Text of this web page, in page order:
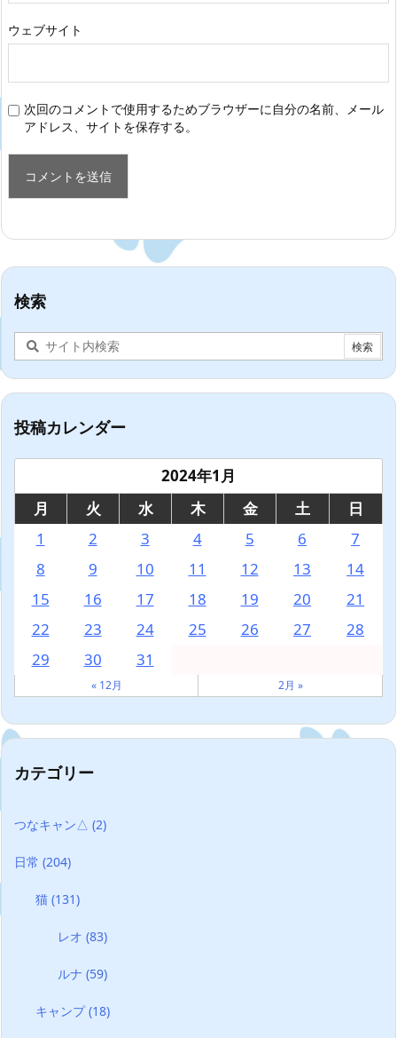
ウェブサイト
次回のコメントで使用するためブラウザーに自分の名前、メール
アドレス、サイトを保存する。
検索
投稿カレンダー
2024年1月
月
火 水 木 金 土
日
1
2 3 4 5 6
7
8
9 10 11 12 13
14
15
16 17 18 19 20
21
22
23 24 25 26 27
28
29
30 31
« 12月 2月 »
カテゴリー
つなキャン△ (2)
日常 (204)
猫(131)
レオ (83)
ルナ (59)
キャンプ(18)